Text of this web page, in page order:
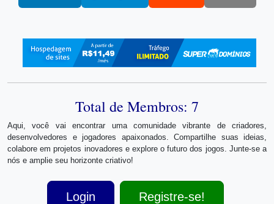
Total de Membros: 7
Aqui, você vai encontrar uma comunidade vibrante de criadores,
desenvolvedores e jogadores apaixonados. Compartilhe suas ideias,
colabore em projetos inovadores e explore o futuro dos jogos. Junte-se a
nós e amplie seu horizonte criativo!
Login Registre-se!